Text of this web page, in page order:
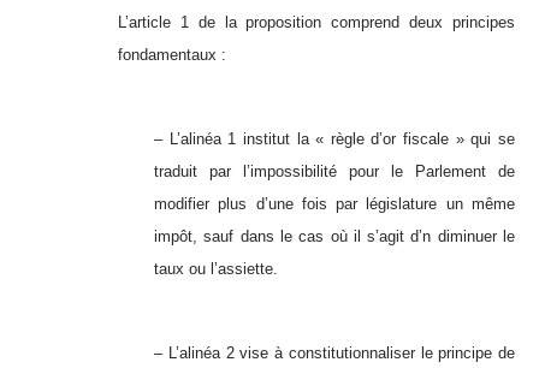
L’article 1 de la proposition comprend deux principes
fondamentaux :
– L’alinéa 1 institut la « règle d’or fiscale » qui se
traduit par l’impossibilité pour le Parlement de
modifier plus d’une fois par législature un même
impôt, sauf dans le cas où il s’agit d’n diminuer le
taux ou l’assiette.
– L’alinéa 2 vise à constitutionnaliser le principe de